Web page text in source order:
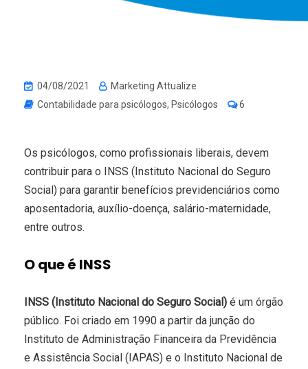
04/08/2021
Marketing Attualize
Contabilidade para psicólogos, Psicólogos 6
Os psicólogos, como profissionais liberais, devem
contribuir para o INSS (Instituto Nacional do Seguro
Social) para garantir benefícios previdenciários como
aposentadoria, auxílio-doença, salário-maternidade,
entre outros.
O que é INSS
INSS (Instituto Nacional do Seguro Social) é um órgão
público. Foi criado em 1990 a partir da junção do
Instituto de Administração Financeira da Previdência
e Assistência Social (IAPAS) e o Instituto Nacional de